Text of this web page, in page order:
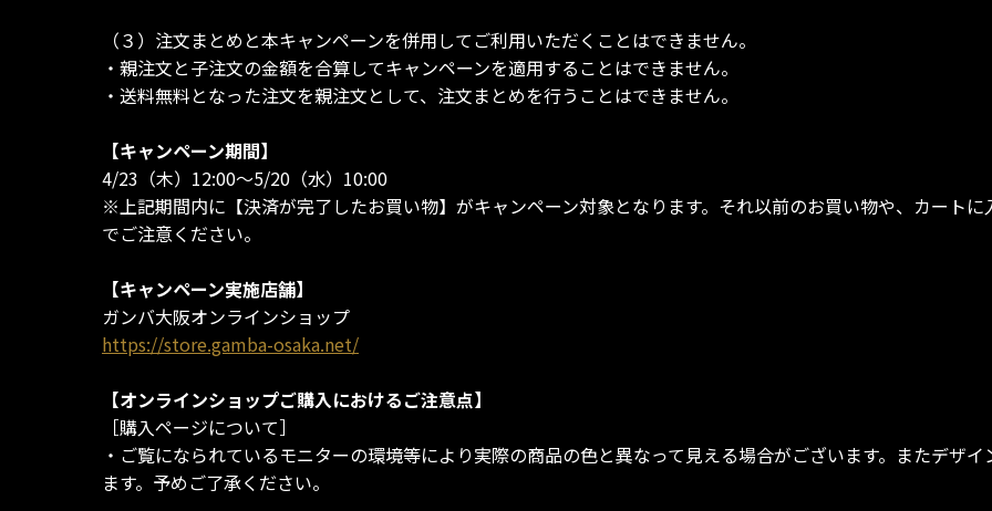
（３）注文まとめと本キャンペーンを併用してご利用いただくことはできません。
・親注文と子注文の金額を合算してキャンペーンを適用することはできません。
・送料無料となった注文を親注文として、注文まとめを行うことはできません。
【キャンペーン期間】
4/23（木）12:00～5/20（水）10:00
※上記期間内に【決済が完了したお買い物】がキャンペーン対象となります。それ以前のお買い物や、カート
でご注意ください。
【キャンペーン実施店舗】
ガンバ大阪オンラインショップ
https://store.gamba-osaka.net/
【オンラインショップご購入におけるご注意点】
［購入ページについて］
・ご覧になられているモニターの環境等により実際の商品の色と異なって見える場合がございます。またデザ
ます。予めご了承ください。